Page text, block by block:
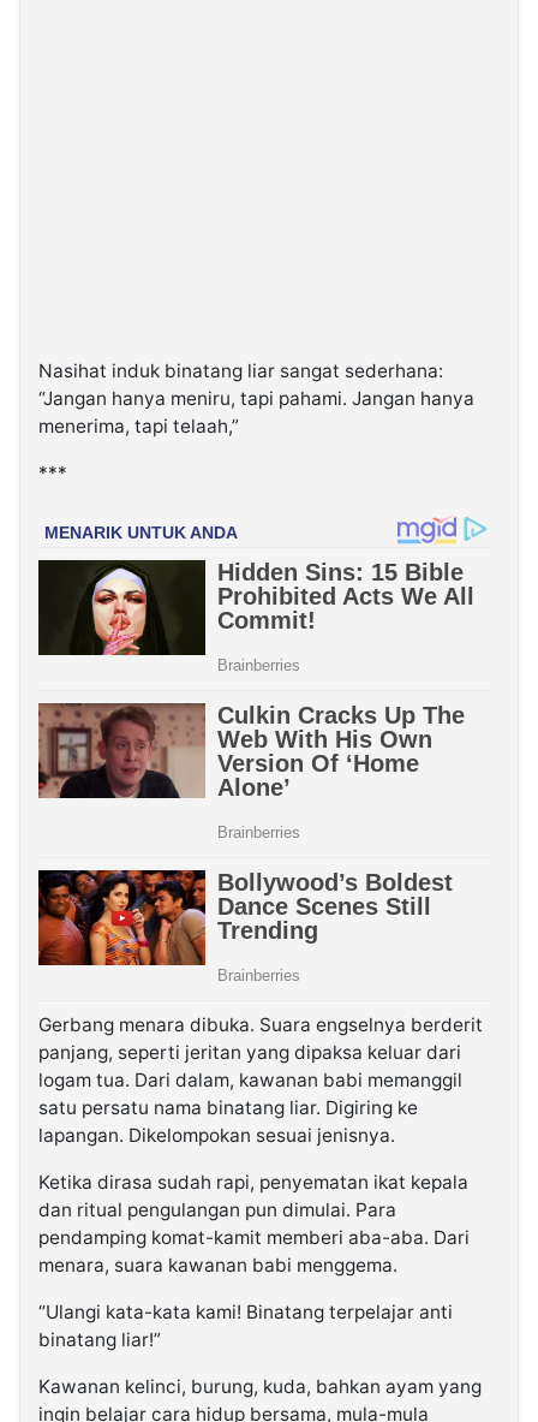
Nasihat induk binatang liar sangat sederhana:
“Jangan hanya meniru, tapi pahami. Jangan hanya
menerima, tapi telaah,”
***
Gerbang menara dibuka. Suara engselnya berderit
panjang, seperti jeritan yang dipaksa keluar dari
logam tua. Dari dalam, kawanan babi memanggil
satu persatu nama binatang liar. Digiring ke
lapangan. Dikelompokan sesuai jenisnya.
Ketika dirasa sudah rapi, penyematan ikat kepala
dan ritual pengulangan pun dimulai. Para
pendamping komat-kamit memberi aba-aba. Dari
menara, suara kawanan babi menggema.
“Ulangi kata-kata kami! Binatang terpelajar anti
binatang liar!”
Kawanan kelinci, burung, kuda, bahkan ayam yang
ingin belajar cara hidup bersama, mula-mula